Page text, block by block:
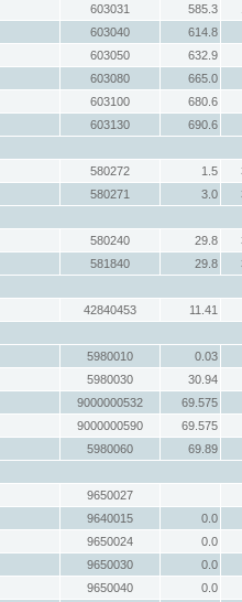
603031 585.3
603040
614.8
603050
632.9
603080
665.0
603100
680.6
603130
690.6
580272 1.5
580271 3.0
580240 29.8
581840 29.8
42840453
11.41
5980010
0.03
5980030
30.94
9000000532
69.575
9000000590
69.575
5980060
69.89
9650027
9640015
0.0
9650024
0.0
9650030
0.0
9650040
0.0